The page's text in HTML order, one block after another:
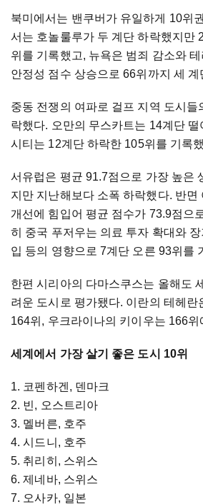
북미에서는 밴쿠버가 유일하게 10위
서는 호놀룰루가 두 계단 하락했지만
위를 기록했고, 뉴욕은 범죄 감소와
안정성 점수 상승으로 66위까지 세 계
중동 전쟁의 여파로 걸프 지역 도시들
락했다. 오만의 무스카트는 14계단
시티는 12계단 하락한 105위를 기록
서유럽은 평균 91.7점으로 가장 높은
지만 지난해보다 소폭 하락했다. 반면
개선에 힘입어 평균 점수가 73.9점으
히 중국 푸저우는 의료 투자 확대와
입 등의 영향으로 7계단 오른 93위를
한편 시리아의 다마스쿠스는 올해도
려운 도시로 평가됐다. 이란의 테헤란
164위, 우크라이나의 키이우는 166위
세계에서 가장 살기 좋은 도시 10위
1. 코펜하겐, 덴마크
2. 빈, 오스트리아
3. 멜버른, 호주
4. 시드니, 호주
5. 취리히, 스위스
6. 제네바, 스위스
7. 오사카, 일본